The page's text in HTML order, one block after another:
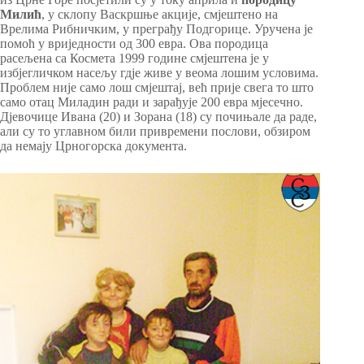
Милић, у склопу Васкршње акције, смјештено на
Врелима Рибничким, у преграђу Подгорице. Уручена је
помоћ у вриједности од 300 евра. Ова породица
расељена са Космета 1999 године смјештена је у
избјегличком насељу гдје живе у веома лошим условима.
Проблем није само лош смјештај, већ прије свега то што
само отац Миладин ради и зарађује 200 евра мјесечно.
Дјевочице Ивана (20) и Зорана (18) су почињале да раде,
али су то углавном били привремени послови, обзиром
да немају Црногорска документа.